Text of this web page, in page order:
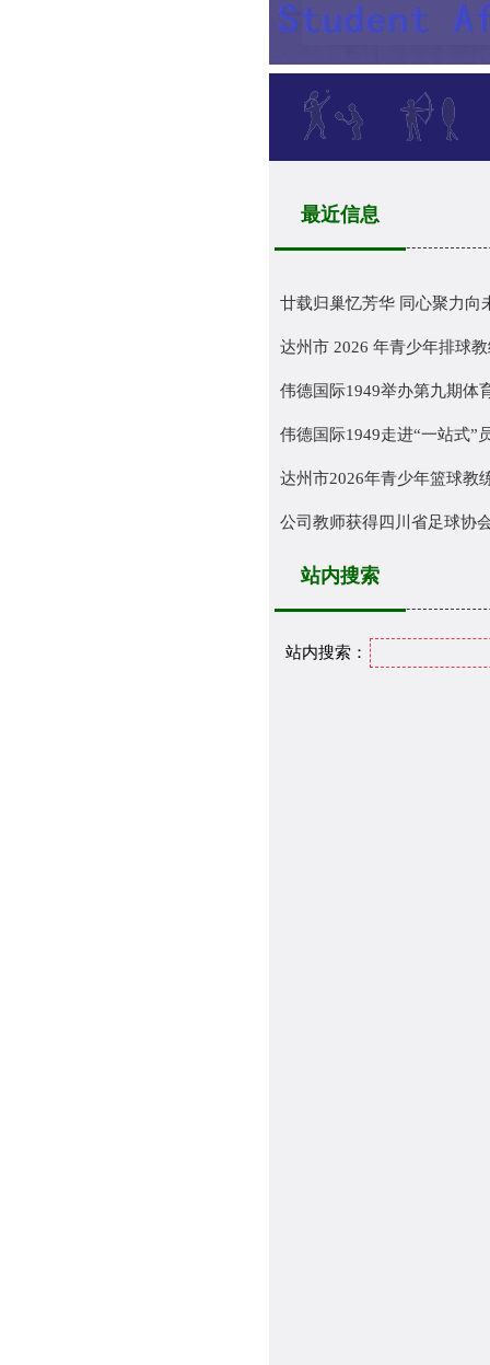
最近信息
廿载归巢忆芳华 同心聚力
达州市 2026 年青少年排球
伟德国际1949举办第九期体
伟德国际1949走进“一站式”
达州市2026年青少年篮球教
公司教师获得四川省足球协
站内搜索
站内搜索：